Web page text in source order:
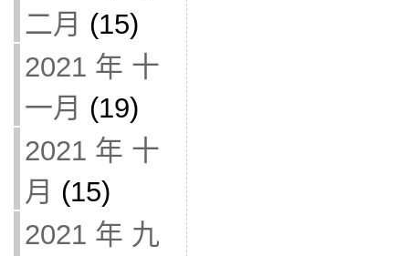
二月 (15)
2021 年 十
一月 (19)
2021 年 十
月 (15)
2021 年 九